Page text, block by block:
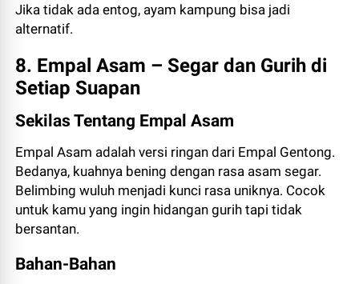
Jika tidak ada entog, ayam kampung bisa jadi
alternatif.
8. Empal Asam – Segar dan Gurih di
Setiap Suapan
Sekilas Tentang Empal Asam
Empal Asam adalah versi ringan dari Empal Gentong.
Bedanya, kuahnya bening dengan rasa asam segar.
Belimbing wuluh menjadi kunci rasa uniknya. Cocok
untuk kamu yang ingin hidangan gurih tapi tidak
bersantan.
Bahan-Bahan